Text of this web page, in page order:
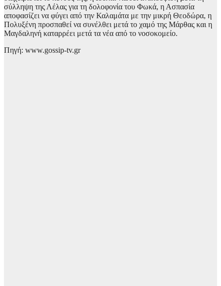
σύλληψη της Λέλας για τη δολοφονία του Φωκά, η Ασπασία
αποφασίζει να φύγει από την Καλαμάτα με την μικρή Θεοδώρα, η
Πολυξένη προσπαθεί να συνέλθει μετά το χαμό της Μάρθας και η
Μαγδαληνή καταρρέει μετά τα νέα από το νοσοκομείο.
Πηγή: www.gossip-tv.gr